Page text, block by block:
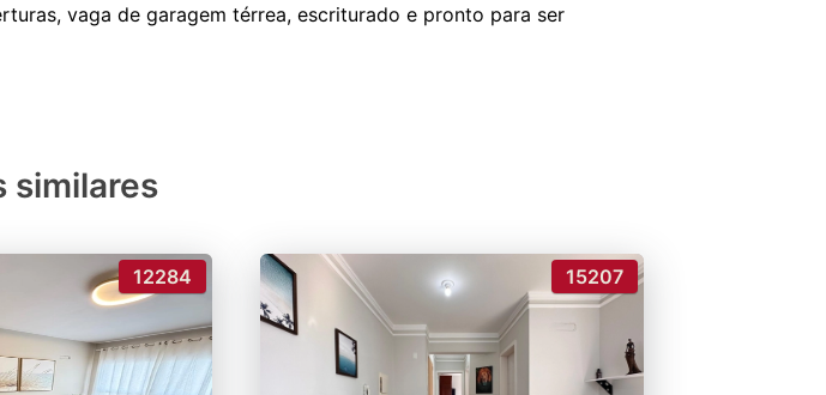
vaga de garagem térrea, escriturado e pronto para ser
similares
12284 15207